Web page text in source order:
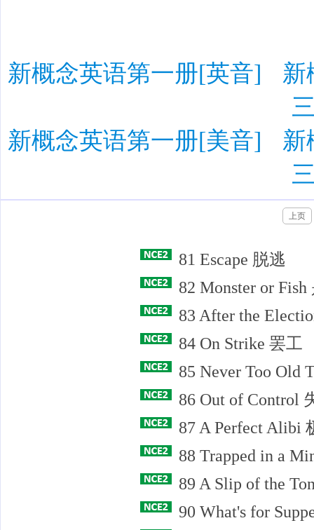
新概念英语第一册[英音]
新
新概念英语第一册[美音]
新
上页
81 Escape 脱逃
82 Monster or
83 After the
84 On Strike 罢工
85 Never Too Old
86 Out of Control
87 A Perfect Alibi
88 Trapped in a
89 A Slip of the
90 What's for